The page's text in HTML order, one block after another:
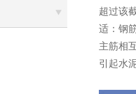
超过该
适：钢
主筋相
引起水